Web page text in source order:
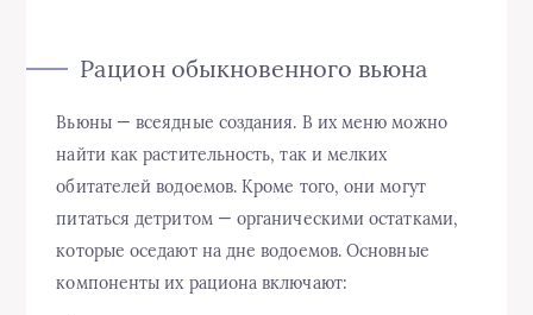
Рацион обыкновенного вьюна
Вьюны — всеядные создания. В их меню можно
найти как растительность, так и мелких
обитателей водоемов. Кроме того, они могут
питаться детритом — органическими остатками,
которые оседают на дне водоемов. Основные
компоненты их рациона включают: